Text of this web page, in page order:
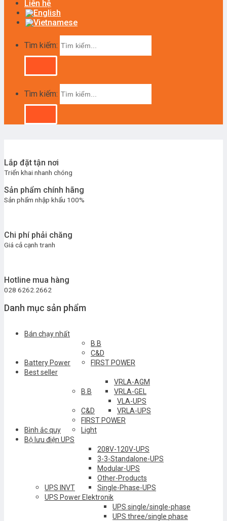
Liên hệ
Tìm kiếm:
Tìm kiếm:
Lắp đặt tận nơi
Triển khai nhanh chóng
Sản phẩm chính hãng
Sản phẩm nhập khẩu 100%
Chi phí phải chăng
Giá cả cạnh tranh
Hotline mua hàng
028 6262.2662
Danh mục sản phẩm
Bán chạy nhất
Battery Power
B.B
C&D
FIRST POWER
Best seller
Bình ắc quy
B.B
VRLA-AGM
VRLA-GEL
C&D
VLA-UPS
VRLA-UPS
FIRST POWER
Light
Bộ lưu điện UPS
UPS INVT
208V-120V-UPS
3-3-Standalone-UPS
Modular-UPS
Other-Products
Single-Phase-UPS
UPS Power Elektronik
UPS single/single-phase
UPS three/single phase